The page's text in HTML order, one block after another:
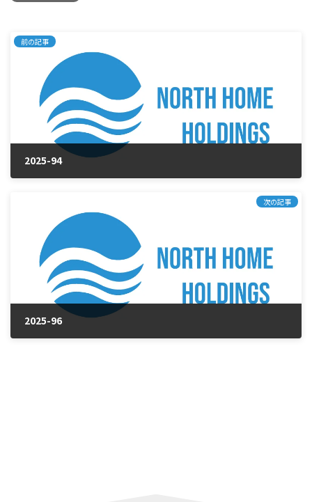
前の記事
2025-94
次の記事
2025-96